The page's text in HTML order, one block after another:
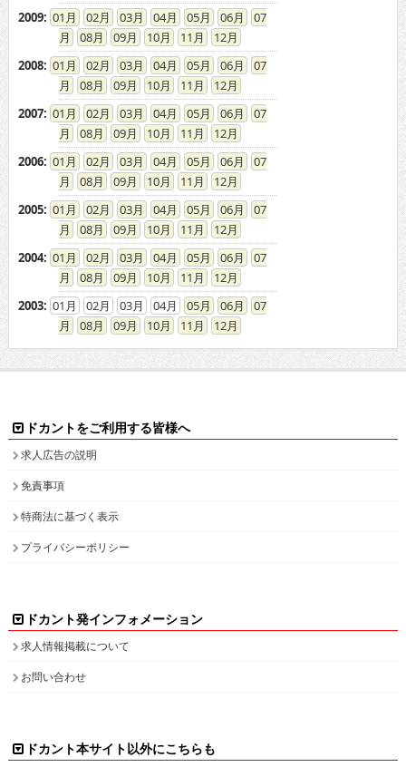
2009: 01 02 03 04 05 06
07
08
09 10 11
12
2008: 01 02 03 04 05 06
07
08
09 10 11
12
2007: 01 02 03 04 05 06
07
08
09 10 11
12
2006: 01 02 03 04 05 06
07
08
09 10 11
12
2005: 01 02 03 04 05 06
07
08
09 10 11
12
2004: 01 02 03 04 05 06
07
08
09 10 11
12
2003: 01 02 03 04 05 06
07
08
09 10 11 12
ドカントをご利用する皆様へ
求人広告の説明
免責事項
特商法に基づく表示
プライバシーポリシー
ドカント発インフォメーション
求人情報掲載について
お問い合わせ
ドカント本サイト以外にこちらも